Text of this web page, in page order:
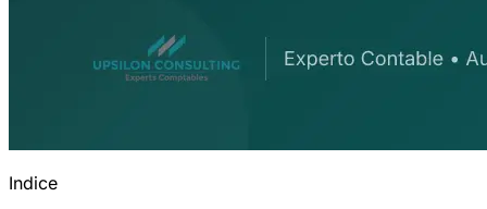
Indice